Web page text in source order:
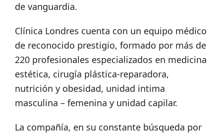
de vanguardia.
Clínica Londres cuenta con un equipo médico
de reconocido prestigio, formado por más de
220 profesionales especializados en medicina
estética, cirugía plástica-reparadora,
nutrición y obesidad, unidad intima
masculina – femenina y unidad capilar.
La compañía, en su constante búsqueda por